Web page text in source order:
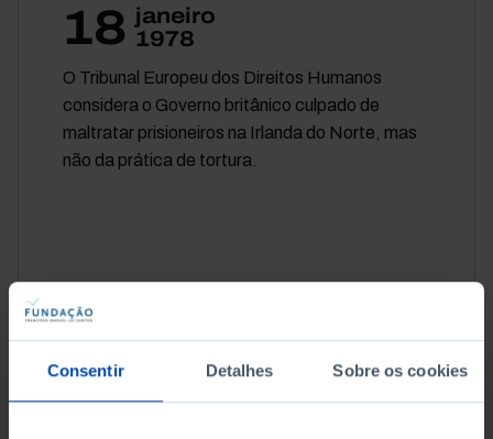
Consentir Detalhes Sobre os cookies
18 janeiro
1978
O Tribunal Europeu dos Direitos Humanos
considera o Governo britânico culpado de
maltratar prisioneiros na Irlanda do Norte, mas
não da prática de tortura.
maio